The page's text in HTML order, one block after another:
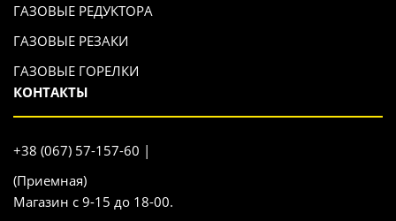
ГАЗОВЫЕ РЕДУКТОРА
ГАЗОВЫЕ РЕЗАКИ
ГАЗОВЫЕ ГОРЕЛКИ
КОНТАКТЫ
+38 (067) 57-157-60 |
(Приемная)
Магазин с 9-15 до 18-00.